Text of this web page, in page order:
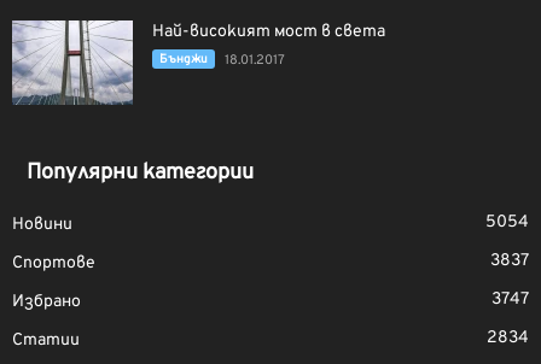
Най-високият мост в света
Бънджи 18.01.2017
Популярни категории
Новини
5054
Спортове
3837
Избрано
3747
Статии
2834